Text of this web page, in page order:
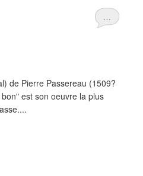
…
de Pierre Passereau (1509?
est son oeuvre la plus